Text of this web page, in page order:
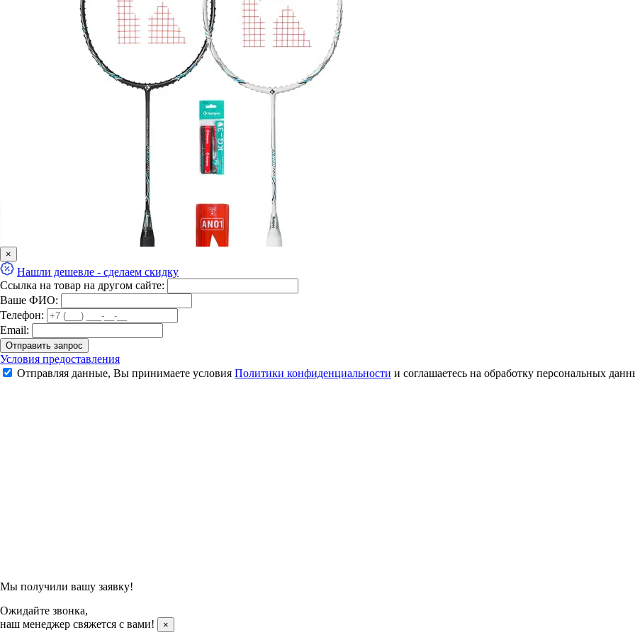
Набор для бадминтона "Black and White"
9 979 ₽
×
Нашли дешевле - сделаем скидку
Ссылка на товар на другом сайте:
Ваше ФИО:
Телефон:
Email:
Отправить запрос
Условия предоставления
Отправляя данные, Вы принимаете условия Политики конфиденциальности и соглашаетесь на обработку персональных
Мы получили вашу заявку!
Ожидайте звонка,
наш менеджер свяжется с вами!
×